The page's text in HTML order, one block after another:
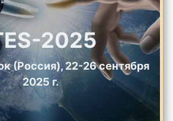
2025
(Россия), 22-26 сентября
2025 г.